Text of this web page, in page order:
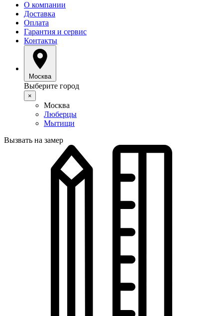
О компании
Доставка
Оплата
Гарантия и сервис
Контакты
Москва
Выберите город
×
Москва
Люберцы
Мытищи
Вызвать на замер